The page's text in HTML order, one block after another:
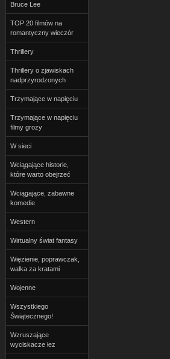
Bruce Lee
TOP 20 filmów na
romantyczny wieczór
Thrillery
Thrillery o zjawiskach
nadprzyrodzonych
Trzymające w napięciu
Trzymające w napięciu
filmy grozy
W sieci
Wciągające historie,
które warto obejrzeć
Wciągające, zabawne
komedie
Western
Wirtualny świat fantasy
Więzienie, poprawczak,
walka za kratami
Wojenne
Wszystkiego
Świątecznego!
Wzruszające
wyciskacze łez